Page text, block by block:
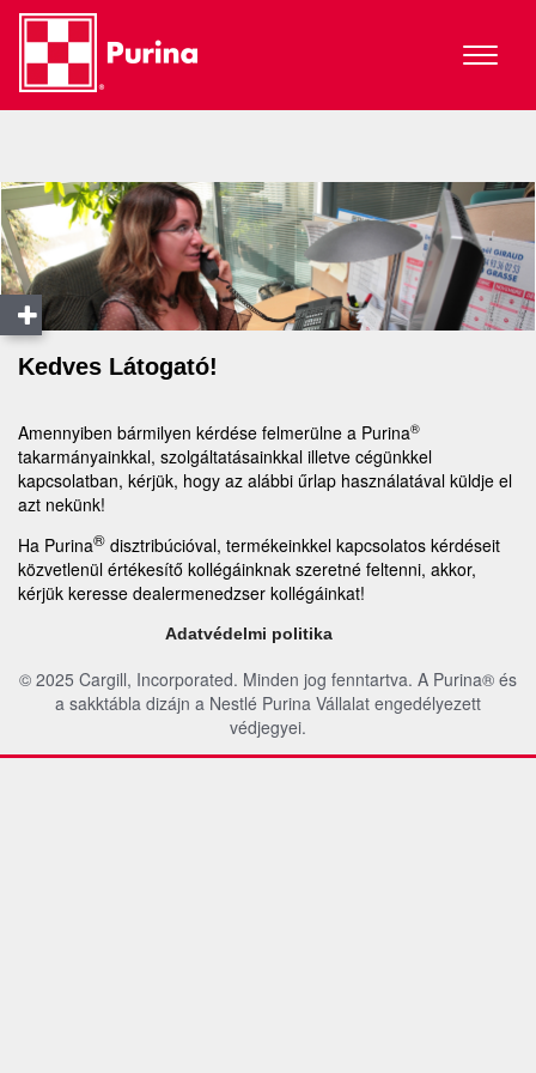
Toggle
Kedves Látogató!
Amennyiben bármilyen kérdése felmerülne a Purina®
takarmányainkkal, szolgáltatásainkkal illetve cégünkkel
kapcsolatban, kérjük, hogy az alábbi űrlap használatával küldje el
azt nekünk!
Ha Purina® disztribúcióval, termékeinkkel kapcsolatos kérdéseit
közvetlenül értékesítő kollégáinknak szeretné feltenni, akkor,
kérjük keresse dealermenedzser kollégáinkat!
Adatvédelmi politika
© 2025 Cargill, Incorporated. Minden jog fenntartva. A Purina® és
a sakktábla dizájn a Nestlé Purina Vállalat engedélyezett
védjegyei.